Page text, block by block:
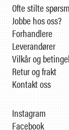
Ofte stilte
Jobbe hos oss?
Forhandlere
Leverandører
Vilkår og
Retur og frakt
Kontakt oss
Instagram
Facebook